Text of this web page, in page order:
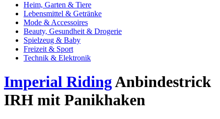
Heim, Garten & Tiere
Lebensmittel & Getränke
Mode & Accessoires
Beauty, Gesundheit & Drogerie
Spielzeug & Baby
Freizeit & Sport
Technik & Elektronik
Imperial RidingAnbindestrick
IRH mit Panikhaken